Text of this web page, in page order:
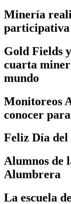
Minería
participativa
Gold Fields
cuarta
mundo
Monitoreos
conocer
Feliz Día del
Alumnos de
Alumbrera
La escuela